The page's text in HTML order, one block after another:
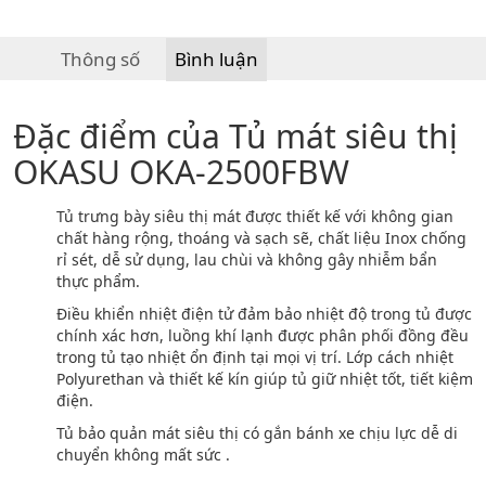
Thông số Bình luận
Đặc điểm của Tủ mát siêu thị
OKASU OKA-2500FBW
Tủ trưng bày siêu thị mát được thiết kế với không gian
chất hàng rộng, thoáng và sạch sẽ, chất liệu Inox chống
rỉ sét, dễ sử dụng, lau chùi và không gây nhiễm bẩn
thực phẩm.
Điều khiển nhiệt điện tử đảm bảo nhiệt độ trong tủ được
chính xác hơn, luồng khí lạnh được phân phối đồng đều
trong tủ tạo nhiệt ổn định tại mọi vị trí. Lớp cách nhiệt
Polyurethan và thiết kế kín giúp tủ giữ nhiệt tốt, tiết kiệm
điện.
Tủ bảo quản mát siêu thị có gắn bánh xe chịu lực dễ di
chuyển không mất sức .